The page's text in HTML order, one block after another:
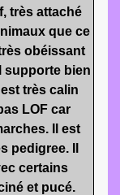
très attaché
que ce
obéissant
supporte bien
très calin
LOF car
Il est
pedigree. Il
certains
et pucé.